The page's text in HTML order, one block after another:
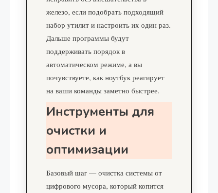
железо, если подобрать подходящий
набор утилит и настроить их один раз.
Дальше программы будут
поддерживать порядок в
автоматическом режиме, а вы
почувствуете, как ноутбук реагирует
на ваши команды заметно быстрее.
Инструменты для
очистки и
оптимизации
Базовый шаг — очистка системы от
цифрового мусора, который копится